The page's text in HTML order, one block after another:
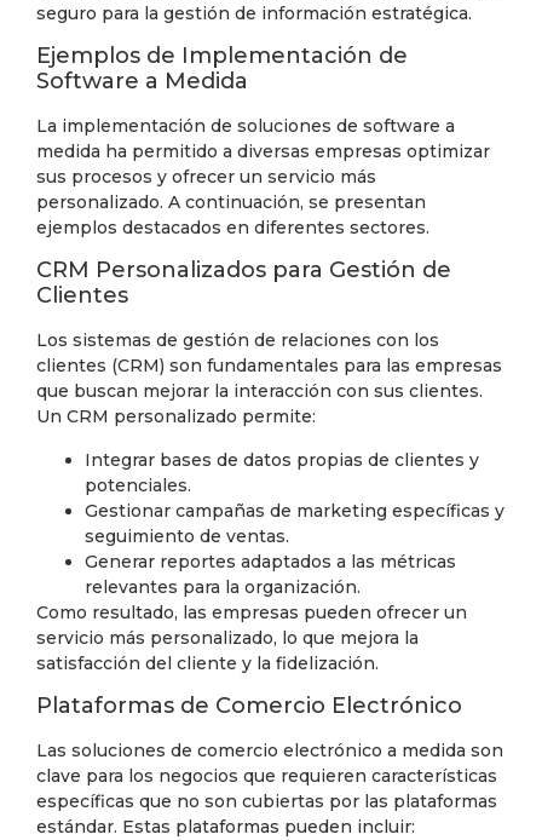
seguro para la gestión de información estratégica.
Ejemplos de Implementación de
Software a Medida
La implementación de soluciones de software a
medida ha permitido a diversas empresas optimizar
sus procesos y ofrecer un servicio más
personalizado. A continuación, se presentan
ejemplos destacados en diferentes sectores.
CRM Personalizados para Gestión de
Clientes
Los sistemas de gestión de relaciones con los
clientes (CRM) son fundamentales para las empresas
que buscan mejorar la interacción con sus clientes.
Un CRM personalizado permite:
Integrar bases de datos propias de clientes y
potenciales.
Gestionar campañas de marketing específicas y
seguimiento de ventas.
Generar reportes adaptados a las métricas
relevantes para la organización.
Como resultado, las empresas pueden ofrecer un
servicio más personalizado, lo que mejora la
satisfacción del cliente y la fidelización.
Plataformas de Comercio Electrónico
Las soluciones de comercio electrónico a medida son
clave para los negocios que requieren características
específicas que no son cubiertas por las plataformas
estándar. Estas plataformas pueden incluir: